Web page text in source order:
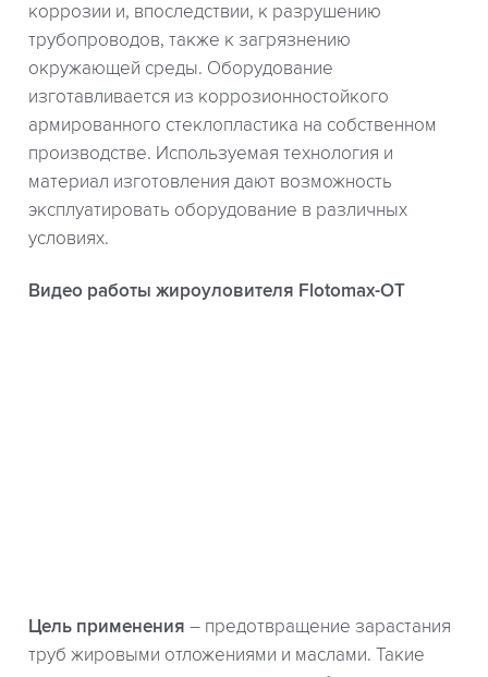
коррозии и, впоследствии, к разрушению
трубопроводов, также к загрязнению
окружающей среды. Оборудование
изготавливается из коррозионностойкого
армированного стеклопластика на собственном
производстве. Используемая технология и
материал изготовления дают возможность
эксплуатировать оборудование в различных
условиях.
Видео работы жироуловителя Flotomax-OT
Цель применения – предотвращение зарастания
труб жировыми отложениями и маслами. Такие